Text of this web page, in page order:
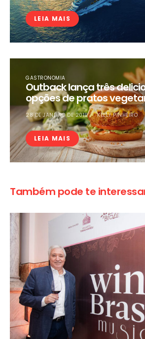
LEIA MAIS
GASTRONOMIA
Outback lança três
opções de pratos
28 DE JANEIRO DE 2019 KELLY PINHEIRO
LEIA MAIS
Também pode te